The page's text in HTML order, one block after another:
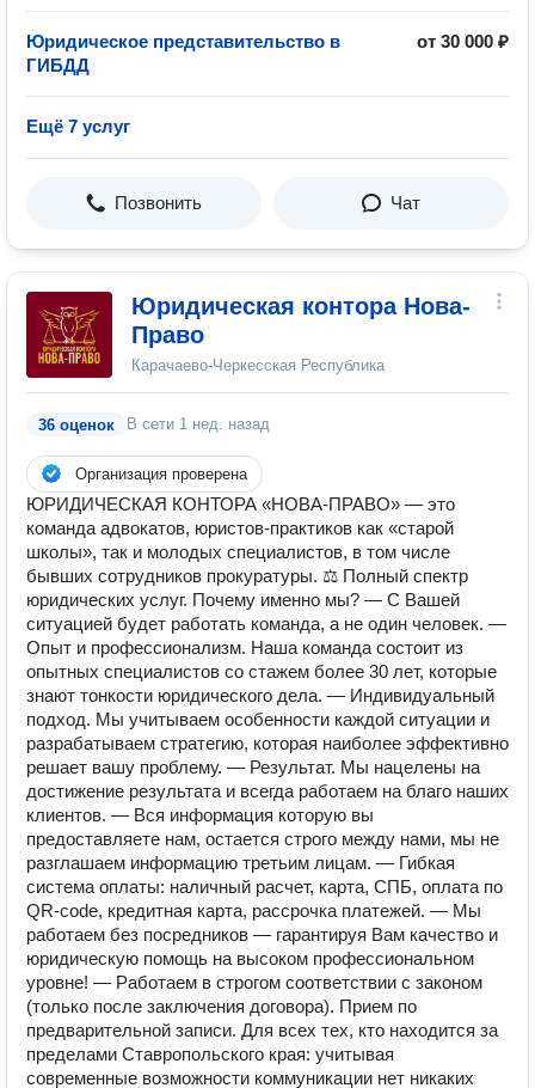
Юридическое представительство в
ГИБДД
от 30 000 ₽
Ещё 7 услуг
Позвонить Чат
Юридическая контора Нова-
Право
Карачаево-Черкесская Республика
36 оценок В сети 1 нед. назад
Организация проверена
ЮРИДИЧЕСКАЯ КОНТОРА «НОВА-ПРАВО» — это
команда адвокатов, юристов-практиков как «старой
школы», так и молодых специалистов, в том числе
бывших сотрудников прокуратуры. ⚖ Полный спектр
юридических услуг. Почему именно мы? — С Вашей
ситуацией будет работать команда, а не один человек. —
Опыт и профессионализм. Наша команда состоит из
опытных специалистов со стажем более 30 лет, которые
знают тонкости юридического дела. — Индивидуальный
подход. Мы учитываем особенности каждой ситуации и
разрабатываем стратегию, которая наиболее эффективно
решает вашу проблему. — Результат. Мы нацелены на
достижение результата и всегда работаем на благо наших
клиентов. — Вся информация которую вы
предоставляете нам, остается строго между нами, мы не
разглашаем информацию третьим лицам. — Гибкая
система оплаты: наличный расчет, карта, СПБ, оплата по
QR-code, кредитная карта, рассрочка платежей. — Мы
работаем без посредников — гарантируя Вам качество и
юридическую помощь на высоком профессиональном
уровне! — Работаем в строгом соответствии с законом
(только после заключения договора). Прием по
предварительной записи. Для всех тех, кто находится за
пределами Ставропольского края: учитывая
современные возможности коммуникации нет никаких